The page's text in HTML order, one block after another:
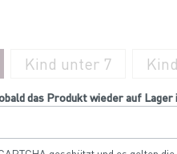
Kind unter 7
das Produkt wieder auf Lager